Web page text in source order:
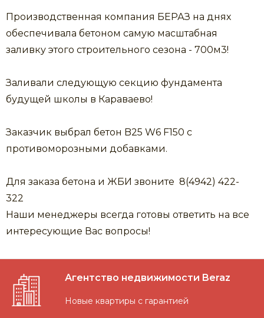
Производственная компания БЕРАЗ на днях
обеспечивала бетоном самую масштабная
заливку этого строительного сезона - 700м3!
Заливали следующую секцию фундамента
будущей школы в Караваево!
Заказчик выбрал бетон B25 W6 F150 с
противоморозными добавками.
Для заказа бетона и ЖБИ звоните 8(4942) 422-
322
Наши менеджеры всегда готовы ответить на все
интересующие Вас вопросы!
Агентство недвижимости Beraz
Новые квартиры с гарантией